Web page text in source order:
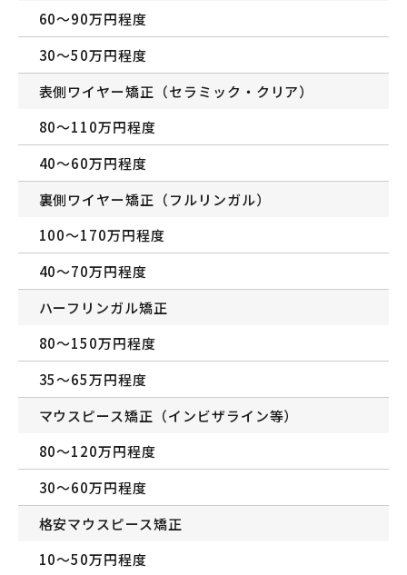
60〜90万円程度
30〜50万円程度
表側ワイヤー矯正（セラミック・クリア）
80〜110万円程度
40〜60万円程度
裏側ワイヤー矯正（フルリンガル）
100〜170万円程度
40〜70万円程度
ハーフリンガル矯正
80〜150万円程度
35〜65万円程度
マウスピース矯正（インビザライン等）
80〜120万円程度
30〜60万円程度
格安マウスピース矯正
10〜50万円程度